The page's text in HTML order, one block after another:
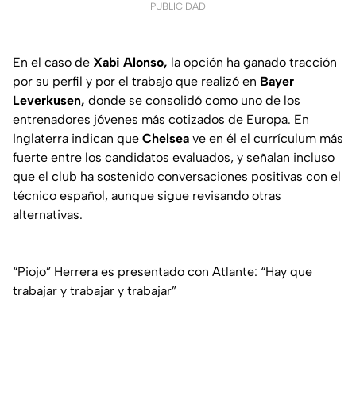
PUBLICIDAD
En el caso de Xabi Alonso, la opción ha ganado tracción
por su perfil y por el trabajo que realizó en Bayer
Leverkusen, donde se consolidó como uno de los
entrenadores jóvenes más cotizados de Europa. En
Inglaterra indican que Chelsea ve en él el currículum más
fuerte entre los candidatos evaluados, y señalan incluso
que el club ha sostenido conversaciones positivas con el
técnico español, aunque sigue revisando otras
alternativas.
“Piojo” Herrera es presentado con Atlante: “Hay que
trabajar y trabajar y trabajar”